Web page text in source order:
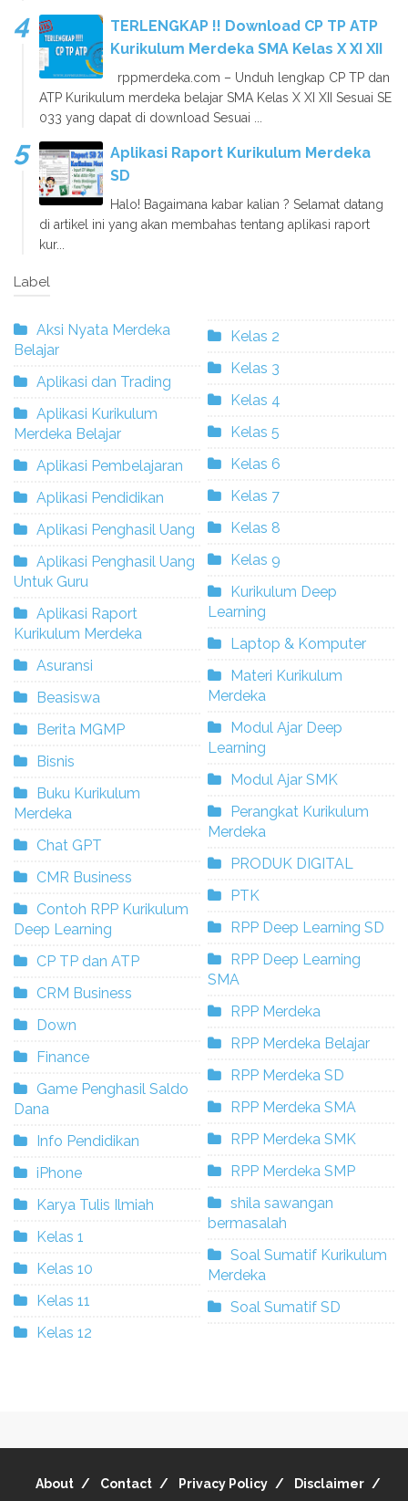
TERLENGKAP !! Download CP TP ATP
Kurikulum Merdeka SMA Kelas X XI XII
rppmerdeka.com – Unduh lengkap CP TP dan
ATP Kurikulum merdeka belajar SMA Kelas X XI XII Sesuai SE
033 yang dapat di download Sesuai ...
Aplikasi Raport Kurikulum Merdeka
SD
Halo! Bagaimana kabar kalian ? Selamat datang
di artikel ini yang akan membahas tentang aplikasi raport
kur...
Label
Aksi Nyata Merdeka
Belajar
Aplikasi dan Trading
Aplikasi Kurikulum
Merdeka Belajar
Aplikasi Pembelajaran
Aplikasi Pendidikan
Aplikasi Penghasil Uang
Aplikasi Penghasil Uang
Untuk Guru
Aplikasi Raport
Kurikulum Merdeka
Asuransi
Beasiswa
Berita MGMP
Bisnis
Buku Kurikulum
Merdeka
Chat GPT
CMR Business
Contoh RPP Kurikulum
Deep Learning
CP TP dan ATP
CRM Business
Down
Finance
Game Penghasil Saldo
Dana
Info Pendidikan
iPhone
Karya Tulis Ilmiah
Kelas 1
Kelas 10
Kelas 11
Kelas 12
Kelas 2
Kelas 3
Kelas 4
Kelas 5
Kelas 6
Kelas 7
Kelas 8
Kelas 9
Kurikulum Deep
Learning
Laptop & Komputer
Materi Kurikulum
Merdeka
Modul Ajar Deep
Learning
Modul Ajar SMK
Perangkat Kurikulum
Merdeka
PRODUK DIGITAL
PTK
RPP Deep Learning SD
RPP Deep Learning
SMA
RPP Merdeka
RPP Merdeka Belajar
RPP Merdeka SD
RPP Merdeka SMA
RPP Merdeka SMK
RPP Merdeka SMP
shila sawangan
bermasalah
Soal Sumatif Kurikulum
Merdeka
Soal Sumatif SD
About Contact Privacy Policy
Disclaimer